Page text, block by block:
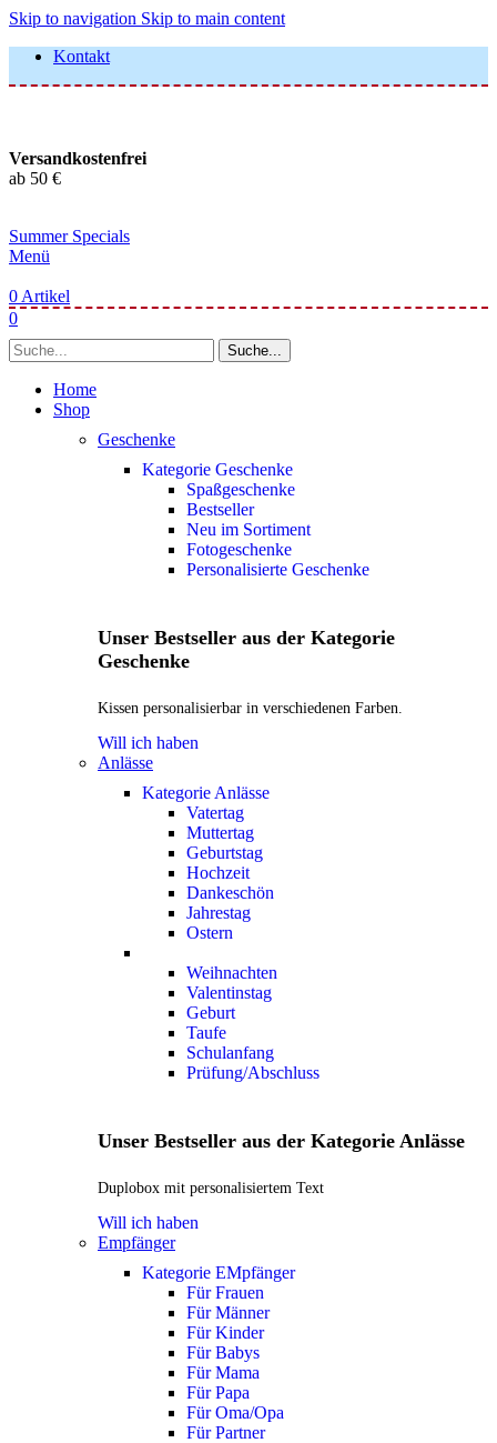
Skip to navigation Skip to main content
Kontakt
Versandkostenfrei
ab 50 €
Summer Specials
Menü
0 Artikel
0
Suche...
Home
Shop
Geschenke
Kategorie Geschenke
Spaßgeschenke
Bestseller
Neu im Sortiment
Fotogeschenke
Personalisierte Geschenke
Unser Bestseller aus der Kategorie
Geschenke
Kissen personalisierbar in verschiedenen Farben.
Will ich haben
Anlässe
Kategorie Anlässe
Vatertag
Muttertag
Geburtstag
Hochzeit
Dankeschön
Jahrestag
Ostern
Weihnachten
Valentinstag
Geburt
Taufe
Schulanfang
Prüfung/Abschluss
Unser Bestseller aus der Kategorie Anlässe
Duplobox mit personalisiertem Text
Will ich haben
Empfänger
Kategorie EMpfänger
Für Frauen
Für Männer
Für Kinder
Für Babys
Für Mama
Für Papa
Für Oma/Opa
Für Partner